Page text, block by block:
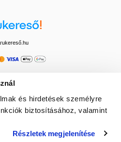
és hirdetések személyre
biztosításához, valamint
partnereinkkel megosztjuk az
Részletek megjelenítése